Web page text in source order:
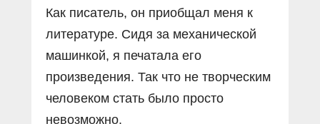
Как писатель, он приобщал меня к
литературе. Сидя за механической
машинкой, я печатала его
произведения. Так что не творческим
человеком стать было просто
невозможно.